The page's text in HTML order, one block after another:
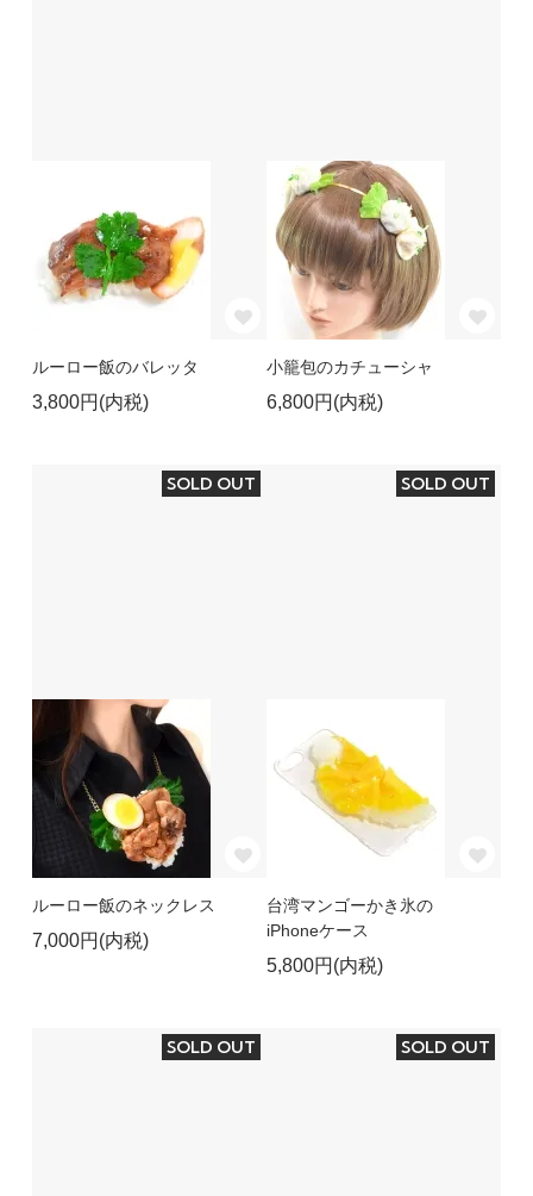
ルーロー飯のバレッタ
3,800円(内税)
小籠包のカチューシャ
6,800円(内税)
SOLD OUT
ルーロー飯のネックレス
7,000円(内税)
SOLD OUT
台湾マンゴーかき氷の
iPhoneケース
5,800円(内税)
SOLD OUT SOLD OUT